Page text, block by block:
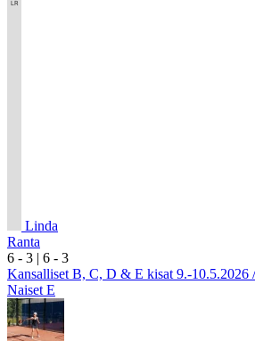
Linda
Ranta
6 - 3 | 6 - 3
Kansalliset B, C, D & E kisat 9.-10.5.2026
Naiset E